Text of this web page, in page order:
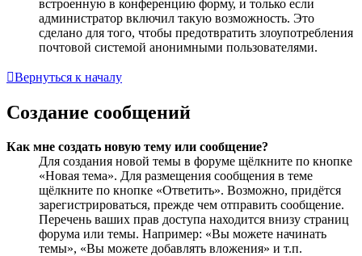
встроенную в конференцию форму, и только если
администратор включил такую возможность. Это
сделано для того, чтобы предотвратить злоупотребления
почтовой системой анонимными пользователями.
Вернуться к началу
Создание сообщений
Как мне создать новую тему или сообщение?
Для создания новой темы в форуме щёлкните по кнопке
«Новая тема». Для размещения сообщения в теме
щёлкните по кнопке «Ответить». Возможно, придётся
зарегистрироваться, прежде чем отправить сообщение.
Перечень ваших прав доступа находится внизу страниц
форума или темы. Например: «Вы можете начинать
темы», «Вы можете добавлять вложения» и т.п.